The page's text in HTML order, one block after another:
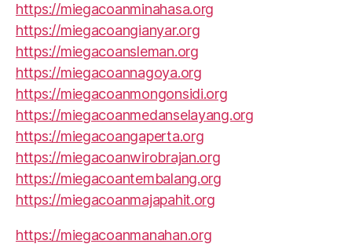
https://miegacoanminahasa.org
https://miegacoangianyar.org
https://miegacoansleman.org
https://miegacoannagoya.org
https://miegacoanmongonsidi.org
https://miegacoanmedanselayang.org
https://miegacoangaperta.org
https://miegacoanwirobrajan.org
https://miegacoantembalang.org
https://miegacoanmajapahit.org
https://miegacoanmanahan.org